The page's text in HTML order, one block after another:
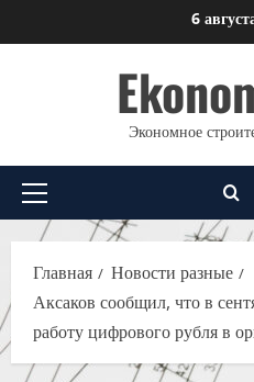
к
6
Экономное
Основное
меню
Главная
Новости разные
Аксаков сообщил, что в
работу цифрового рубля в